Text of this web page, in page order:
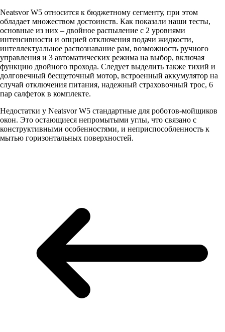
Neatsvor W5 относится к бюджетному сегменту, при этом
обладает множеством достоинств. Как показали наши тесты,
основные из них – двойное распыление с 2 уровнями
интенсивности и опцией отключения подачи жидкости,
интеллектуальное распознавание рам, возможность ручного
управления и 3 автоматических режима на выбор, включая
функцию двойного прохода. Следует выделить также тихий и
долговечный бесщеточный мотор, встроенный аккумулятор на
случай отключения питания, надежный страховочный трос, 6
пар салфеток в комплекте.
Недостатки у Neatsvor W5 стандартные для роботов-мойщиков
окон. Это остающиеся непромытыми углы, что связано с
конструктивными особенностями, и неприспособленность к
мытью горизонтальных поверхностей.